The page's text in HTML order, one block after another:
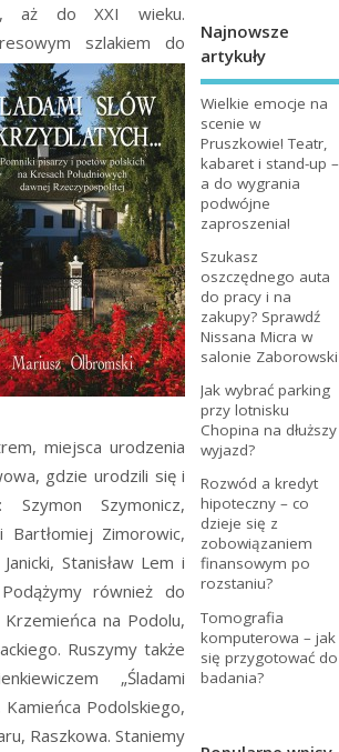
aż do XXI wieku.
szlakiem do
miejsca urodzenia
gdzie urodzili się i
Szymon Szymonicz,
Zimorowic,
Stanisław Lem i
również do
Krzemieńca na Podolu,
Ruszymy także
„Śladami
Podolskiego,
Raszkowa. Staniemy
Najnowsze
artykuły
Wielkie emocje na
scenie w
Pruszkowie! Teatr,
kabaret i stand-up –
a do wygrania
podwójne
zaproszenia!
Szukasz
oszczędnego auta
do pracy i na
zakupy? Sprawdź
Nissana Micra w
salonie Zaborowski
Jak wybrać parking
przy lotnisku
Chopina na dłuższy
wyjazd?
Rozwód a kredyt
hipoteczny – co
dzieje się z
zobowiązaniem
finansowym po
rozstaniu?
Tomografia
komputerowa – jak
się przygotować do
badania?